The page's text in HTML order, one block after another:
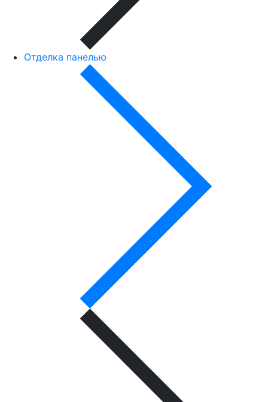
Отделка панелью